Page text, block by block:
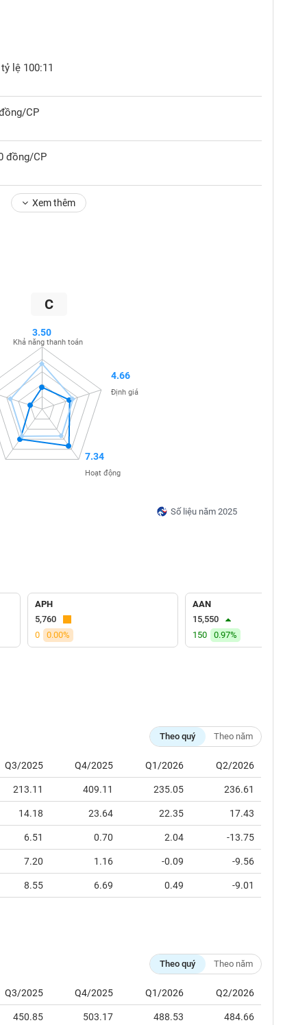
lệ 100:11
CP
đồng/CP
Xem thêm
C
Số liệu năm 2025
3.50
Khả năng thanh toán
4.66
Định giá
7.34
Hoạt động
APH
5,760
0
0.00%
AAN
15,550
150
0.97%
Theo quý Theo năm
Q3/2025 Q4/2025 Q1/2026 Q2/2026
213.11 409.11 235.05 236.61
14.18 23.64 22.35 17.43
6.51 0.70 2.04 -13.75
7.20 1.16 -0.09 -9.56
8.55 6.69 0.49 -9.01
Theo quý Theo năm
Q3/2025 Q4/2025 Q1/2026 Q2/2026
450.85 503.17 488.53 484.66